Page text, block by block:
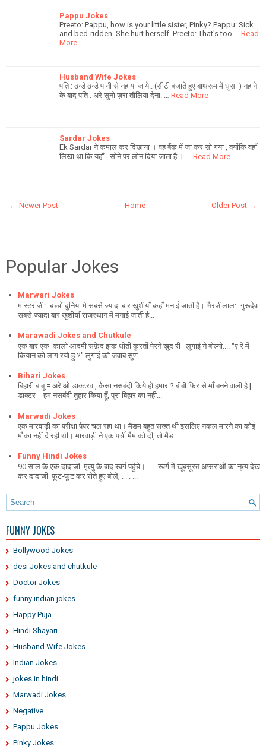
Pappu Jokes
Preeto: Pappu, how is your little sister, Pinky? Pappu: Sick
and bed-ridden. She hurt herself. Preeto: That's too … Read
More
Husband Wife Jokes
पति : ठन्डे ठन्डे पानी से नहाया जाये.. (सीटी बजाते हुए बाथरूम में घुसा ) नहाने
के बाद पति : अरे सुनो ज़रा तौलिया देना. … Read More
Sardar Jokes
Ek Sardar ने कमाल कर दिखाया । वह बैंक में जा कर सो गया , क्योंकि वहाँ
लिखा था कि यहाँ - सोने पर लोन दिया जाता है । … Read More
← Newer Post Older Post →
Home
Popular Jokes
Marwari Jokes
मास्टर जी:- बच्चों दुनिया मे सबसे ज्यादा बार खुशीयाँ कहाँ मनाई जाती है। भैरजीलाल:- गुरूदेव
सबसे ज्यादा बार खुशीयाँ राजस्थान में मनाई जाती है...
Marawadi Jokes and Chutkule
एक बार एक कालो आदमी सफ़ेद झक धोती कुरतों पेरने ख़ुद री लुगाई ने बोल्यो.... "ए रे में
कियान को लाग रयो हु ?" लुगाई को जवाब सुण...
Bihari Jokes
बिहारी बाबू = अरे ओ डाक्टरवा, कैसा नसबंदी किये हो हमार ? बीबी फिर से माँ बनने वाली है |
डाक्टर = हम नसबंदी तुहार किया हूँ, पूरा बिहार का नही...
Marwadi Jokes
एक मारवाड़ी का परीक्षा पेपर चल रहा था। मैडम बहुत सख्त थी इसलिए नकल मारने का कोई
मौका नहीं दे रही थी। मारवाड़ी ने एक पर्ची मैम को दी, तो मैड...
Funny Hindi Jokes
90 साल के एक दादाजी मृत्यु के बाद स्वर्ग पहुंचे। . . . स्वर्ग में खूबसूरत अप्सराओं का नृत्य देख
कर दादाजी फूट-फूट कर रोते हुए बोले, . . . ...
FUNNY JOKES
Bollywood Jokes
desi Jokes and chutkule
Doctor Jokes
funny indian jokes
Happy Puja
Hindi Shayari
Husband Wife Jokes
Indian Jokes
jokes in hindi
Marwadi Jokes
Negative
Pappu Jokes
Pinky Jokes